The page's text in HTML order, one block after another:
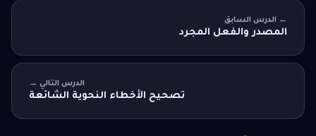
← الدرس السابق
المصدر والفعل المجرد
الدرس التالي →
تصحيح الأخطاء النحوية الشائعة